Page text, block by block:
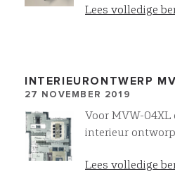
die we in
Lees volledige
INTERIEURONTWERP
27 NOVEMBER 2019
Voor MVW-04XL
interieur
Lees volledige